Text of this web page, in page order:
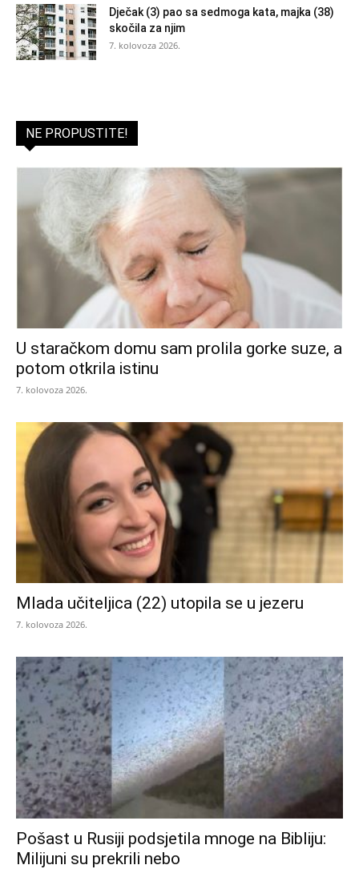
Dječak (3) pao sa sedmoga kata, majka (38)
skočila za njim
7. kolovoza 2026.
NE PROPUSTITE!
U staračkom domu sam prolila gorke suze, a
potom otkrila istinu
7. kolovoza 2026.
Mlada učiteljica (22) utopila se u jezeru
7. kolovoza 2026.
Pošast u Rusiji podsjetila mnoge na Bibliju:
Milijuni su prekrili nebo